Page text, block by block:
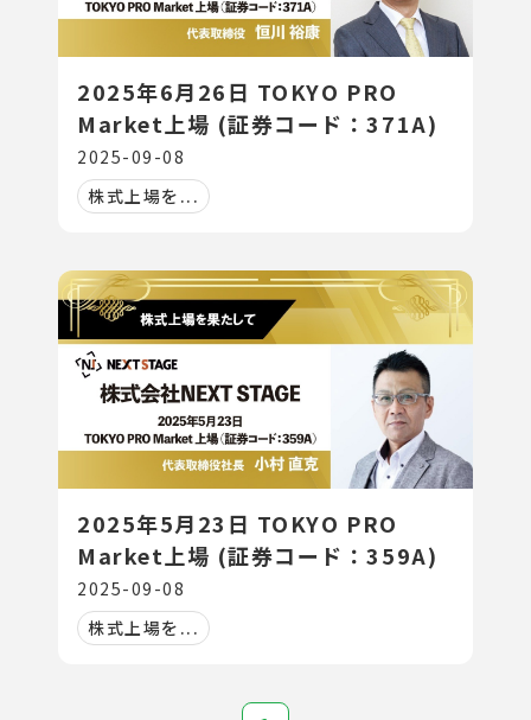
2025年6月26日 TOKYO PRO
Market上場 (証券コード：371A)
2025-09-08
株式上場を...
2025年5月23日 TOKYO PRO
Market上場 (証券コード：359A)
2025-09-08
株式上場を...